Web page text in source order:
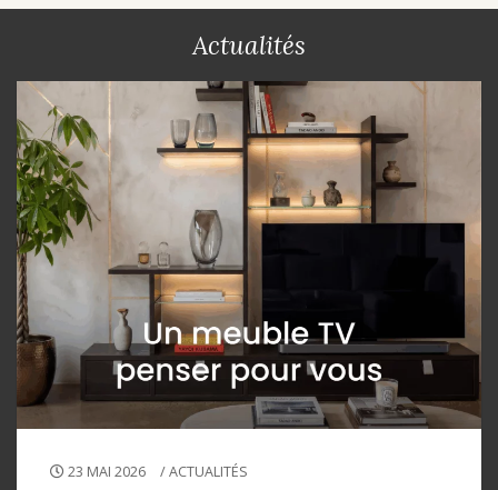
Actualités
23 MAI 2026 /ACTUALITÉS